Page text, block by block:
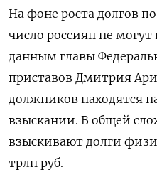
На фоне роста долгов
число россиян не
данным главы
приставов Дмитрия
должников находятся
взыскании. В общей
взыскивают долги
трлн руб.